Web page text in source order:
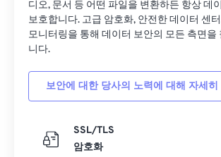
디오, 문서 등 어떤 파일을 변환하든 항상 데
보호합니다. 고급 암호화, 안전한 데이터 센
모니터링을 통해 데이터 보안의 모든 측면을
니다.
보안에 대한 당사의 노력에 대해 자세
SSL/TLS
암호화